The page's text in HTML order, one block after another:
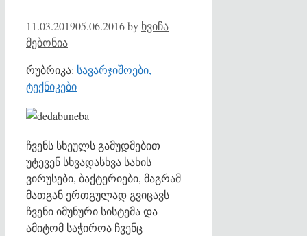
11.03.201905.06.2016by ხვიჩა
მებონია
რუბრიკა: სავარჯიშოები,
ტექნიკები
ჩვენს სხეულს გამუდმებით
უტევენ სხვადასხვა სახის
ვირუსები, ბაქტერიები, მაგრამ
მათგან ერთგულად გვიცავს
ჩვენი იმუნური სისტემა და
ამიტომ საჭიროა ჩვენც